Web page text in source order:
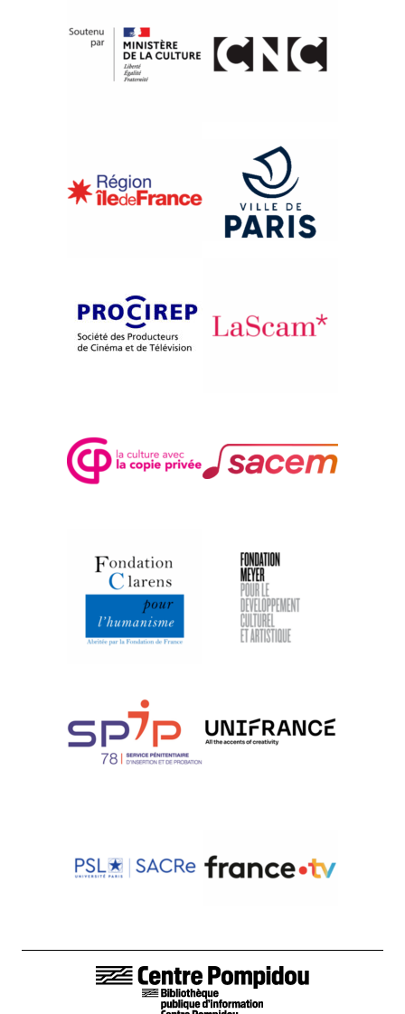
LIENS DE BAS DE PAGE